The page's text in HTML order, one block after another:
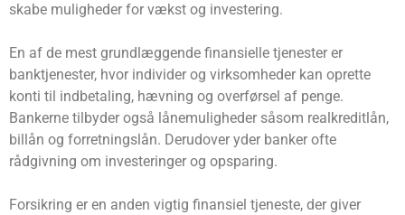
skabe muligheder for vækst og investering.
En af de mest grundlæggende finansielle tjenester er
banktjenester, hvor individer og virksomheder kan oprette
konti til indbetaling, hævning og overførsel af penge.
Bankerne tilbyder også lånemuligheder såsom realkreditlån,
billån og forretningslån. Derudover yder banker ofte
rådgivning om investeringer og opsparing.
Forsikring er en anden vigtig finansiel tjeneste, der giver